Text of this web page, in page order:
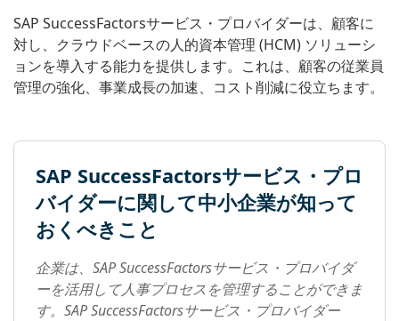
SAP SuccessFactorsサービス・プロバイダーは、顧客に
対し、クラウドベースの人的資本管理 (HCM) ソリューシ
ョンを導入する能力を提供します。これは、顧客の従業員
管理の強化、事業成長の加速、コスト削減に役立ちます。
SAP SuccessFactorsサービス・プロ
バイダーに関して中小企業が知って
おくべきこと
企業は、SAP SuccessFactorsサービス・プロバイダ
ーを活用して人事プロセスを管理することができま
す。SAP SuccessFactorsサービス・プロバイダー